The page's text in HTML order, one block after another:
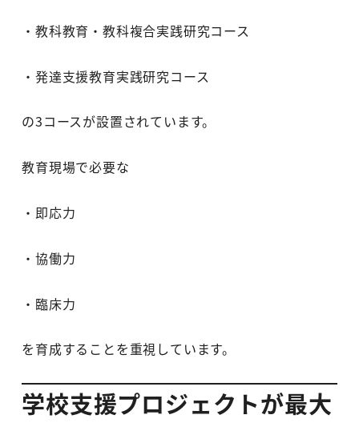
・教科教育・教科複合実践研究コース
・発達支援教育実践研究コース
の3コースが設置されています。
教育現場で必要な
・即応力
・協働力
・臨床力
を育成することを重視しています。
学校支援プロジェクトが最大